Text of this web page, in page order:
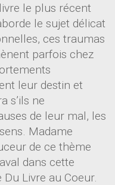
le plus récent
le sujet délicat
ces traumas
parfois chez
leur destin et
s’ils ne
de leur mal, les
Madame
de ce thème
dans cette
Livre au Coeur.